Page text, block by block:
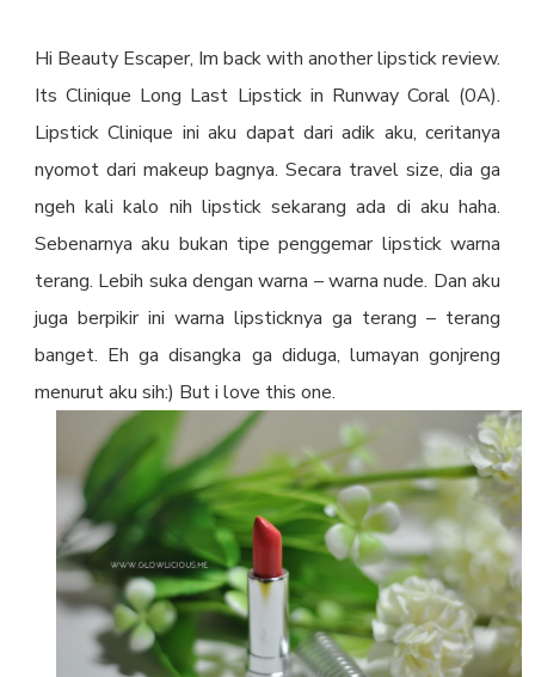
LIPSTICK
RUNWAY
REVIEW,
&
PHOTOS
Hi Beauty Escaper, Im back with another lipstick review.
Its Clinique Long Last Lipstick in Runway Coral (0A).
Lipstick Clinique ini aku dapat dari adik aku, ceritanya
nyomot dari makeup bagnya. Secara travel size, dia ga
ngeh kali kalo nih lipstick sekarang ada di aku haha.
Sebenarnya aku bukan tipe penggemar lipstick warna
terang. Lebih suka dengan warna – warna nude. Dan aku
juga berpikir ini warna lipsticknya ga terang – terang
banget. Eh ga disangka ga diduga, lumayan gonjreng
menurut aku sih:) But i love this one.